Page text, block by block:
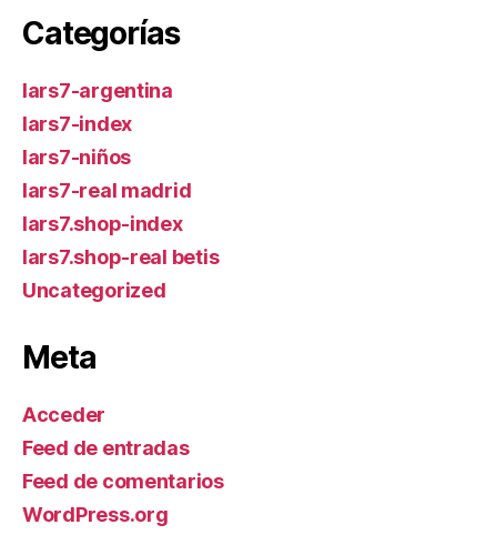
Categorías
lars7-argentina
lars7-index
lars7-niños
lars7-real madrid
lars7.shop-index
lars7.shop-real betis
Uncategorized
Meta
Acceder
Feed de entradas
Feed de comentarios
WordPress.org